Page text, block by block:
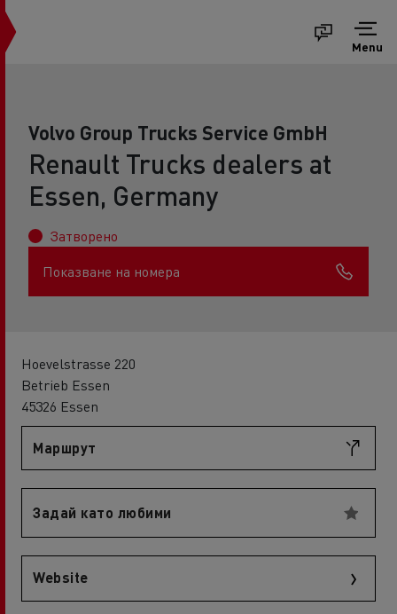
Menu
Volvo Group Trucks Service GmbH
Renault Trucks dealers at
Essen, Germany
Затворено
Показване на номера
Hoevelstrasse 220
Betrieb Essen
45326 Essen
Маршрут
Задай като любими
Website